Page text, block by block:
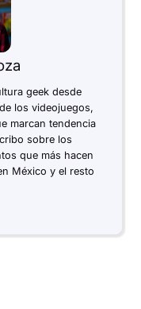
geek desde
los videojuegos,
marcan tendencia
sobre los
que más hacen
México y el resto